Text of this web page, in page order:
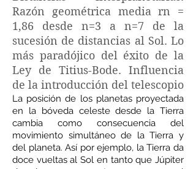
Razón geométrica media rn =
1,86 desde n=3 a n=7 de la
sucesión de distancias al Sol. Lo
más paradójico del éxito de la
Ley de Titius-Bode. Influencia
de la introducción del telescopio
La posición de los planetas proyectada
en la bóveda celeste desde la Tierra
cambia como consecuencia del
movimiento simultáneo de la Tierra y
del planeta. Así por ejemplo, la Tierra da
doce vueltas al Sol en tanto que Júpiter